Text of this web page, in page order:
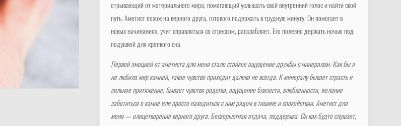
отрывающий от материального мира, помогающий услышать свой внутренний голос и найти свой
путь. Аметист похож на верного друга, готового подержать в трудную минуту. Он помогает в
новых начинаниях, учит справляться со стрессом, расслабляет. Его полезно держать ночью под
подушкой для крепкого сна.
Первой эмоцией от аметиста для меня стало стойкое ощущение дружбы с минералом. Как бы я
не любила мир камней, такое чувство приходит далеко не всегда. К минералу бывает страсть и
сильное притяжение, бывает чувство родства, ощущение близости, влюбленности, желание
заботиться о камне или просто находиться с ним рядом в тишине и спокойствии. Аметист для
меня — олицетворение верного друга. Бескорыстная отдача, поддержка. Он как будто слушает,